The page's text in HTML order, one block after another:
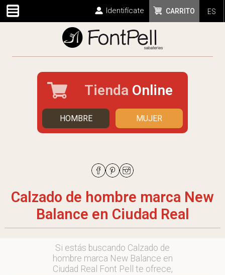
ES
CARRITO
Identifícate
Tienda Online
HOMBRE MUJER
Calzado de hombre marca New
Balance en Ciudad Real
Si estás buscando Calzado de
hombre marca New Balance en
Ciudad Real Font Pell te ofrece,